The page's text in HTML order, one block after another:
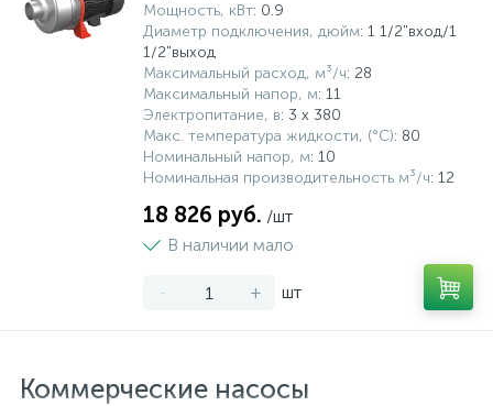
Мощность, кВт: 0.9
Диаметр подключения, дюйм: 1 1/2"вход/1
1/2"выход
Максимальный расход, м³/ч: 28
Максимальный напор, м: 11
Электропитание, в: 3 х 380
Макс. температура жидкости, (°С): 80
Номинальный напор, м: 10
Номинальная производительность м³/ч: 12
18 826 руб. /шт
В наличии мало
- + шт
Коммерческие насосы